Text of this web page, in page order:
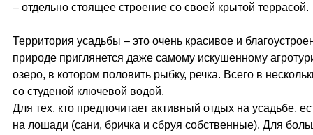
– отдельно стоящее строение со своей крытой террасой.
Территория усадьбы – это очень красивое и
природе приглянется даже самому искушенному
озеро, в котором половить рыбку, речка. Всего в
со студеной ключевой водой.
Для тех, кто предпочитает активный отдых на усадьбе,
на лошади (сани, бричка и сбруя собственные). Для